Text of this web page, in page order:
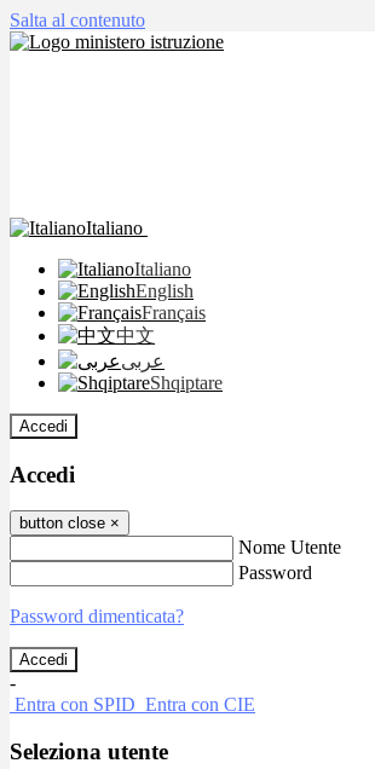
Salta al contenuto
Italiano
Italiano
English
Français
中文
عربى
Shqiptare
Accedi
Accedi
button close ×
Nome Utente
Password
Password dimenticata?
-
Entra con SPID Entra con CIE
Seleziona utente